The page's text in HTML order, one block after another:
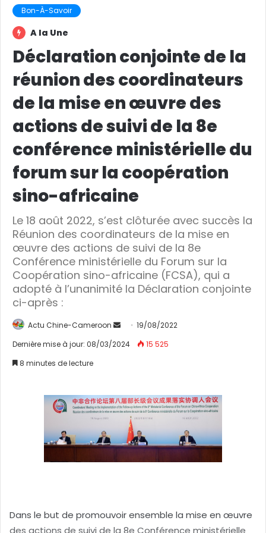
Bon-À-Savoir
A la Une
Déclaration conjointe de la
réunion des coordinateurs
de la mise en œuvre des
actions de suivi de la 8e
conférence ministérielle du
forum sur la coopération
sino-africaine
Le 18 août 2022, s’est clôturée avec succès la
Réunion des coordinateurs de la mise en
œuvre des actions de suivi de la 8e
Conférence ministérielle du Forum sur la
Coopération sino-africaine (FCSA), qui a
adopté à l’unanimité la Déclaration conjointe
ci-après :
Actu Chine-Cameroon
n
e
r
n
r
19/08/2022
Dernière mise à jour: 08/03/2024
15 525
8 minutes de lecture
Dans le but de promouvoir ensemble la mise en œuvre
des actions de suivi de la 8e Conférence ministérielle